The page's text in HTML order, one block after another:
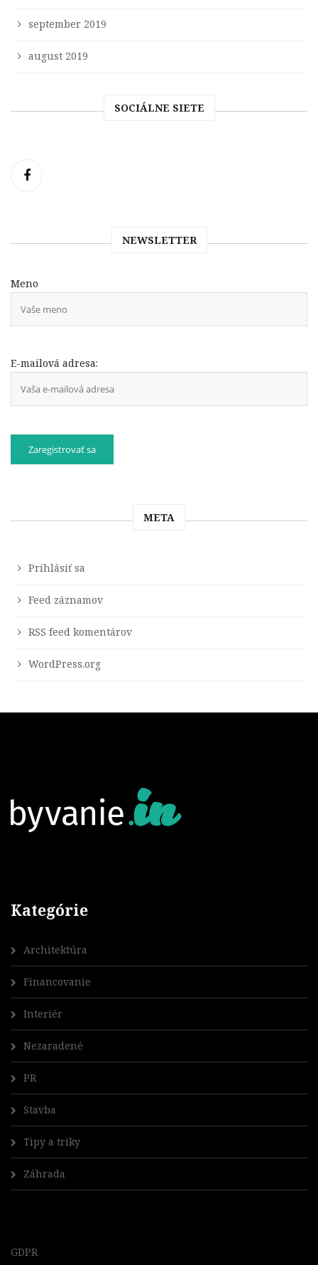
september 2019
august 2019
SOCIÁLNE SIETE
NEWSLETTER
Meno
E-mailová adresa:
META
Prihlásiť sa
Feed záznamov
RSS feed komentárov
WordPress.org
Kategórie
Architektúra
Financovanie
Interiér
Nezaradené
PR
Stavba
Tipy a triky
Záhrada
GDPR